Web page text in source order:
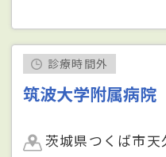
診療時間外
筑波大学附属病院
茨城県つくば市天